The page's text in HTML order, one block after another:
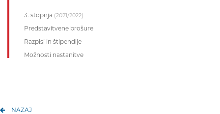
3. stopnja (2021/2022)
Predstavitvene brošure
Razpisi in štipendije
Možnosti nastanitve
NAZAJ